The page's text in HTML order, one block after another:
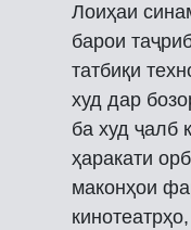
Лоиҳаи
барои
татбиқи
худ дар
ба худ ҷалб
ҳаракати
маконҳои